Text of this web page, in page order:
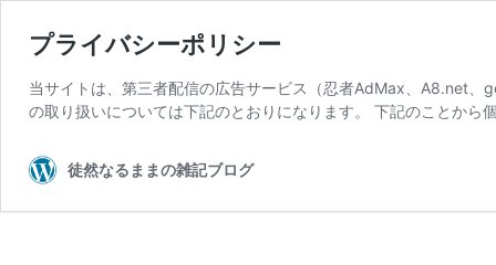
プライバシーポリシー
当サイトは、第三者配信の広告サービス（忍者AdMax、A8.net
の取り扱いについては下記のとおりになります。 下記のことから
徒然なるままの雑記ブログ